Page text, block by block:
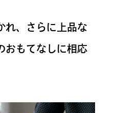
れ、さらに上品な
おもてなしに相応